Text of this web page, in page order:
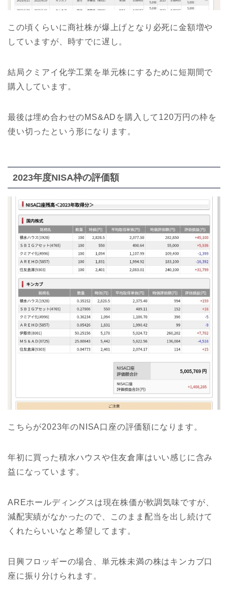
この頃くらいに商社株が爆上げとなり必死に金額増や
していますが、時すでに遅し。
結局クミアイ化学工業を単元株にするために短期間で
購入しています。
最後は埋め合わせのMS&ADを購入して120万円の枠を
使い切ったという形になります。
2023年度NISA枠の評価額
こちらが2023年のNISA口座の評価額になります。
年初に買った積水ハウスや住友倉庫はいい感じに含み
益になっています。
AREホールディングスは現在株価が軟調気味ですが、
減配実績がなかったので、このまま配当を出し続けて
くれたらいいなと希望してます。
日興フロッギーの場合、単元株未満の株はキンカブ口
座に振り分けられます。